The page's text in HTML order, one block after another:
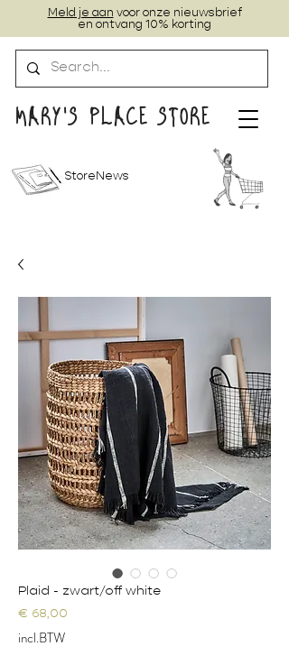
MARY'S PLACE STORE
StoreNews
Meld je aan voor onze nieuwsbrief
en ontvang 10% korting
Plaid - zwart/off white
€ 68,00
incl.BTW